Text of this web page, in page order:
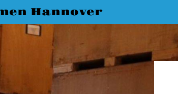
Hannover